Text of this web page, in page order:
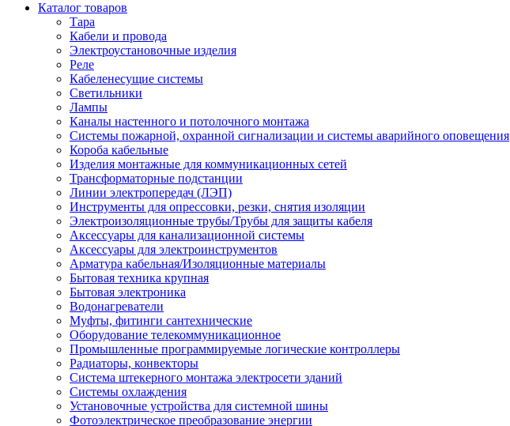
Каталог товаров
Тара
Кабели и провода
Электроустановочные изделия
Реле
Кабеленесущие системы
Светильники
Лампы
Каналы настенного и потолочного монтажа
Системы пожарной, охранной сигнализации и системы аварийного оповещения
Короба кабельные
Изделия монтажные для коммуникационных сетей
Трансформаторные подстанции
Линии электропередач (ЛЭП)
Инструменты для опрессовки, резки, снятия изоляции
Электроизоляционные трубы/Трубы для защиты кабеля
Аксессуары для канализационной системы
Аксессуары для электроинструментов
Арматура кабельная/Изоляционные материалы
Бытовая техника крупная
Бытовая электроника
Водонагреватели
Муфты, фитинги сантехнические
Оборудование телекоммуникационное
Промышленные программируемые логические контроллеры
Радиаторы, конвекторы
Система штекерного монтажа электросети зданий
Системы охлаждения
Установочные устройства для системной шины
Фотоэлектрическое преобразование энергии